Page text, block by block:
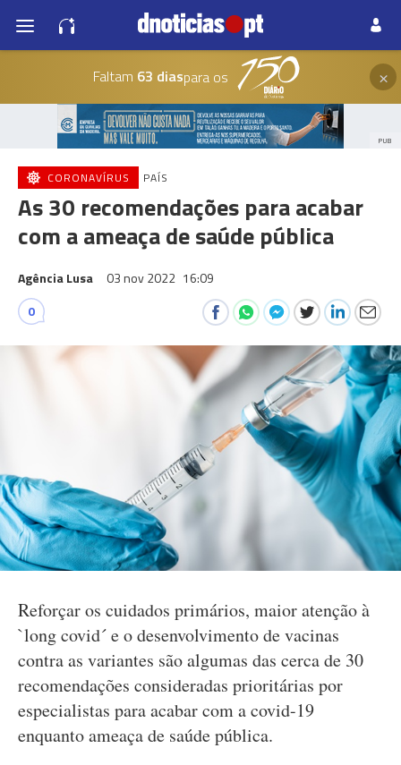
Faltam 63 diaspara os ×
PUB
CORONAVÍRUS PAÍS
As 30 recomendações para acabar
com a ameaça de saúde pública
Agência Lusa 03 nov 2022 16:09
0
Reforçar os cuidados primários, maior atenção à
`long covid´ e o desenvolvimento de vacinas
contra as variantes são algumas das cerca de 30
recomendações consideradas prioritárias por
especialistas para acabar com a covid-19
enquanto ameaça de saúde pública.